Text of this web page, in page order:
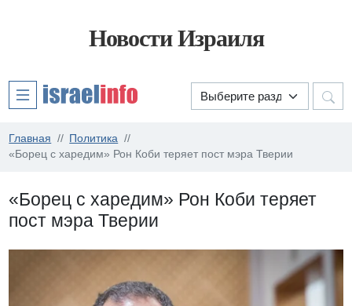
Новости Израиля
Главная
Политика
«Борец с харедим» Рон Коби теряет пост мэра Тверии
«Борец с харедим» Рон Коби теряет
пост мэра Тверии